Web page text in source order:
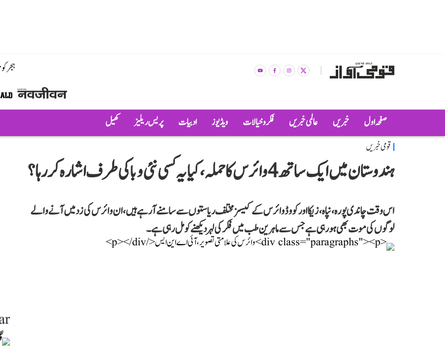
ہجر
صفحہ اول خبریں عالمی خبریں فکر و خیالات ویڈیوز ادبیات پریس ریلیز کھیل
قومی خبریں
ہندوستان میں ایک ساتھ 4 وائرس کا حملہ، کیا یہ کسی نئی وبا کی طرف اشارہ کر رہا؟
اس وقت چاندی پورہ، نپاہ، زیکا اور کووڈ وائرس کے کیسز مختلف ریاستوں سے سامنے آ رہے ہیں، ان وائرس کی زد میں آنے والے
لوگوں کی موت بھی ہو رہی ہے جس سے ماہرین طب میں فکر کی لہر دیکھنے کو مل رہی ہے۔